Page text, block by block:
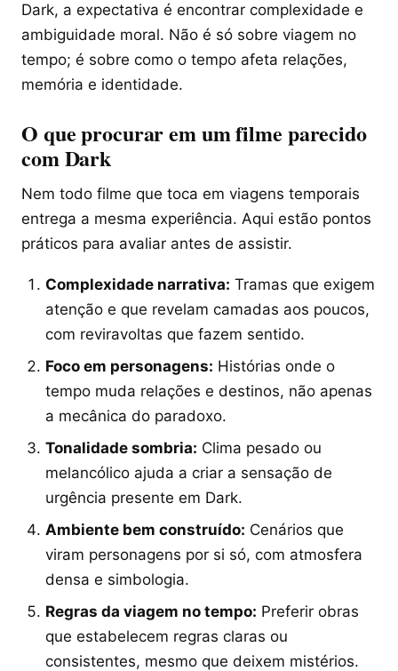
Dark, a expectativa é encontrar complexidade e
ambiguidade moral. Não é só sobre viagem no
tempo; é sobre como o tempo afeta relações,
memória e identidade.
O que procurar em um filme parecido
com Dark
Nem todo filme que toca em viagens temporais
entrega a mesma experiência. Aqui estão pontos
práticos para avaliar antes de assistir.
Complexidade narrativa: Tramas que exigem
atenção e que revelam camadas aos poucos,
com reviravoltas que fazem sentido.
Foco em personagens: Histórias onde o
tempo muda relações e destinos, não apenas
a mecânica do paradoxo.
Tonalidade sombria: Clima pesado ou
melancólico ajuda a criar a sensação de
urgência presente em Dark.
Ambiente bem construído: Cenários que
viram personagens por si só, com atmosfera
densa e simbologia.
Regras da viagem no tempo: Preferir obras
que estabelecem regras claras ou
consistentes, mesmo que deixem mistérios.